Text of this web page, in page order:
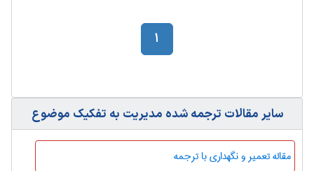
1
سایر مقالات ترجمه شده مديريت به تفکیک موضوع
مقاله تعمیر و نگهداری با ترجمه